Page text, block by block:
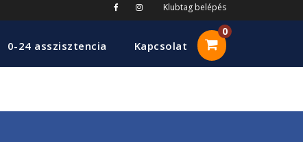
Klubtag belépés
0-24 asszisztencia Kapcsolat
0